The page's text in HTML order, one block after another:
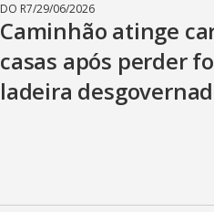
DO R7/29/06/2026
Caminhão atinge
casas após perder
ladeira